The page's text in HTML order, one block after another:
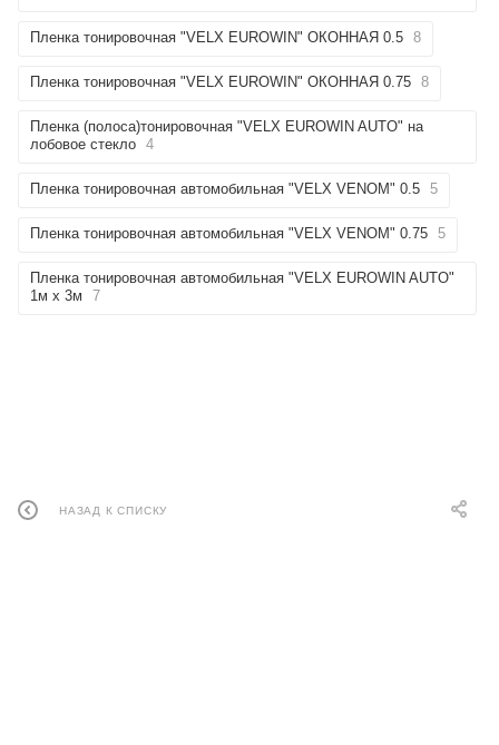
Пленка тонировочная "VELX EUROWIN" ОКОННАЯ 0.5 8
Пленка тонировочная "VELX EUROWIN" ОКОННАЯ 0.75 8
Пленка (полоса)тонировочная "VELX EUROWIN AUTO" на
лобовое стекло 4
Пленка тонировочная автомобильная "VELX VENOM" 0.5 5
Пленка тонировочная автомобильная "VELX VENOM" 0.75 5
Пленка тонировочная автомобильная "VELX EUROWIN AUTO"
1м х 3м
7
НАЗАД К СПИСКУ